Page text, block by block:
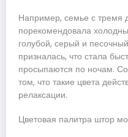
Например, семье с тремя
порекомендовала
голубой, серый и
призналась, что стала
просыпаются по ночам.
том, что такие цвета
релаксации.
Цветовая палитра штор